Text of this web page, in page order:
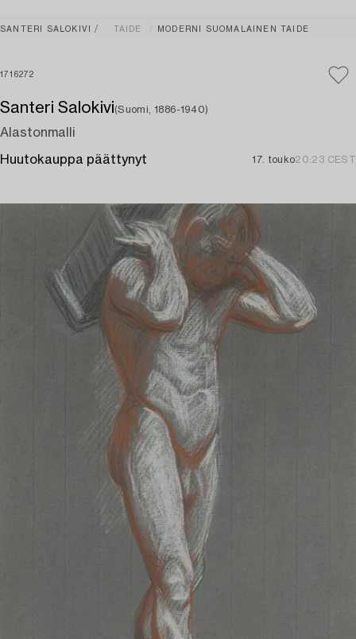
SANTERI SALOKIVI TAIDE MODERNI SUOMALAINEN TAIDE
1716272
Santeri Salokivi(Suomi, 1886-1940)
Alastonmalli
Huutokauppa päättynyt 17. touko20:23 CEST